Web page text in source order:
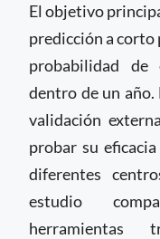
El objetivo
predicción a corto
probabilidad de
dentro de un año.
validación
probar su
diferentes
estudio
herramientas